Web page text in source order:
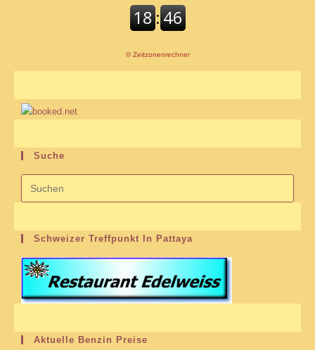
©Zeitzonenrechner
Suche
Schweizer Treffpunkt In Pattaya
Aktuelle Benzin Preise